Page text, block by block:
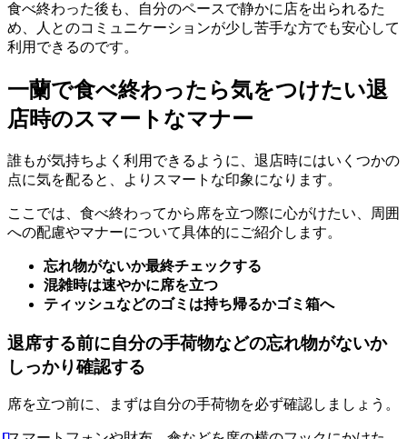
食べ終わった後も、 自分のペースで静かに店を出られるた
め、人とのコミュニケーションが少し苦手な方でも安心して
利用できるのです。
一蘭で食べ終わったら気をつけたい退
店時のスマートなマナー
誰もが気持ちよく利用できるように、退店時にはいくつかの
点に気を配ると、よりスマートな印象になります。
ここでは、食べ終わってから席を立つ際に心がけたい、周囲
への配慮やマナーについて具体的にご紹介します。
忘れ物がないか最終チェックする
混雑時は速やかに席を立つ
ティッシュなどのゴミは持ち帰るかゴミ箱へ
退席する前に自分の手荷物などの忘れ物がないか
しっかり確認する
席を立つ前に、まずは自分の手荷物を必ず確認しましょう。